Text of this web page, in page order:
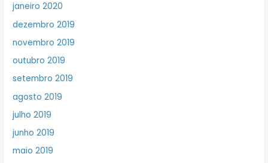
janeiro 2020
dezembro 2019
novembro 2019
outubro 2019
setembro 2019
agosto 2019
julho 2019
junho 2019
maio 2019